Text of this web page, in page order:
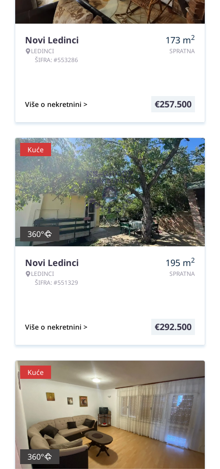
Novi Ledinci
LEDINCI
ŠIFRA: #553286
173 m2
SPRATNA
Više o nekretnini > €257.500
Kuće
360°
Novi Ledinci
LEDINCI
ŠIFRA: #551329
195 m2
SPRATNA
Više o nekretnini > €292.500
Kuće
360°